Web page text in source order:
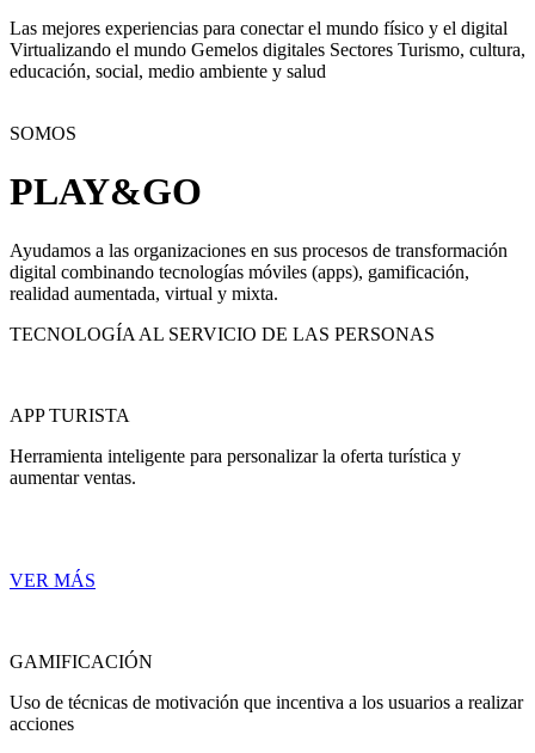
Las mejores experiencias para conectar el mundo físico y el digital
Virtualizando el mundo Gemelos digitales Sectores Turismo, cultura,
educación, social, medio ambiente y salud
SOMOS
PLAY&GO
Ayudamos a las organizaciones en sus procesos de transformación
digital combinando tecnologías móviles (apps), gamificación,
realidad aumentada, virtual y mixta.
TECNOLOGÍA AL SERVICIO DE LAS PERSONAS
APP TURISTA
Herramienta inteligente para personalizar la oferta turística y
aumentar ventas.
VER MÁS
GAMIFICACIÓN
Uso de técnicas de motivación que incentiva a los usuarios a realizar
acciones